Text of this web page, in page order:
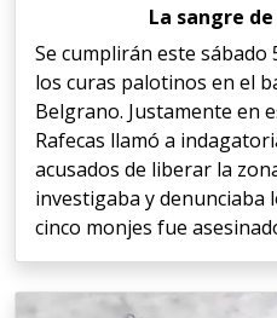
La sangre
Se cumplirán este sábado
los curas palotinos en el
Belgrano. Justamente en
Rafecas llamó a
acusados de liberar la
investigaba y denunciaba
cinco monjes fue